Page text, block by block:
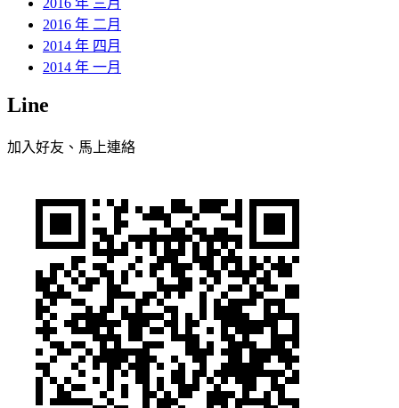
2016 年 二月
2014 年 四月
2014 年 一月
Line
加入好友、馬上連絡